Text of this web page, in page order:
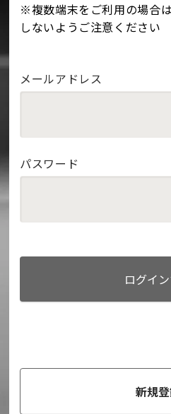
※複数端末をご利用の場合
しないようご注意ください
メールアドレス
パスワード
ログイ
新規